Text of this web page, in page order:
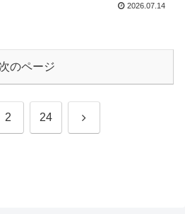
2026.07.14
次のページ
2 24 次